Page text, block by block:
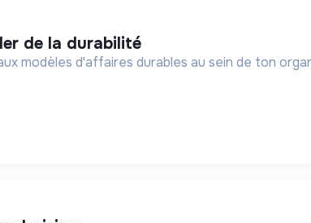
de la durabilité
modèles d'affaires durables au sein de ton